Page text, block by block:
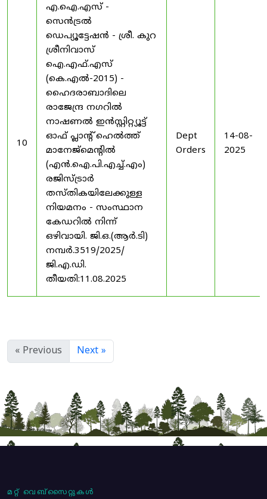
10
എ.ഐ.എസ് -
സെൻട്രൽ
ഡെപ്യൂട്ടേഷൻ - ശ്രീ. കുറ
ശ്രീനിവാസ്
ഐ.എഫ്.എസ്
(കെ.എൽ-2015) -
ഹൈദരാബാദിലെ
രാജേന്ദ്ര നഗറിൽ
നാഷണൽ ഇൻസ്റ്റിറ്റ്യൂട്ട്
ഓഫ് പ്ലാന്റ് ഹെൽത്ത്
മാനേജ്‌മെന്റിൽ
(എൻ.ഐ.പി.എച്ച്.എം)
രജിസ്ട്രാർ
തസ്തികയിലേക്കുള്ള
നിയമനം - സംസ്ഥാന
കേഡറിൽ നിന്ന്
ഒഴിവായി. ജി.ഒ.(ആർ.ടി)
നമ്പർ.3519/2025/
ജി.എ.ഡി.
തീയതി:11.08.2025
Dept
Orders
14-08-
2025
« Previous Next »
മറ്റ് വെബ്സൈറ്റുകൾ